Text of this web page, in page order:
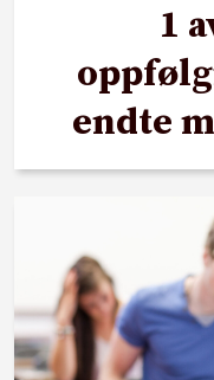
1
endte